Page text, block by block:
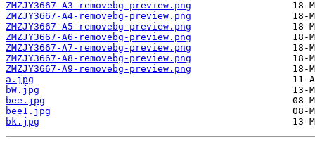
ZMZJY3667-A3-removebg-preview.png
ZMZJY3667-A4-removebg-preview.png
ZMZJY3667-A5-removebg-preview.png
ZMZJY3667-A6-removebg-preview.png
ZMZJY3667-A7-removebg-preview.png
ZMZJY3667-A8-removebg-preview.png
ZMZJY3667-A9-removebg-preview.png
a.jpg
bW.jpg
bee.jpg
bee1.jpg
bk.jpg